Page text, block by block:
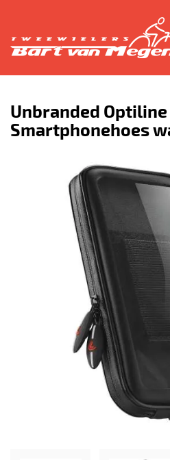
Unbranded Optiline
Smartphonehoes